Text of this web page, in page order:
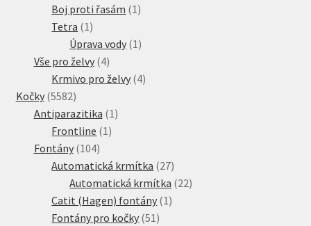
produkty
Boj proti řasám 11
Tetra 11
produkt
Úprava vody 11
Vše pro želvy 44
produkty
Krmivo pro želvy 44
Kočky 55825582
produktů
Antiparazitika 11
Frontline 11
Fontány 104104
produktů
Automatická krmítka 2727
produktů
Automatická krmítka 2222
Catit (Hagen) fontány 11
Fontány pro kočky 5151